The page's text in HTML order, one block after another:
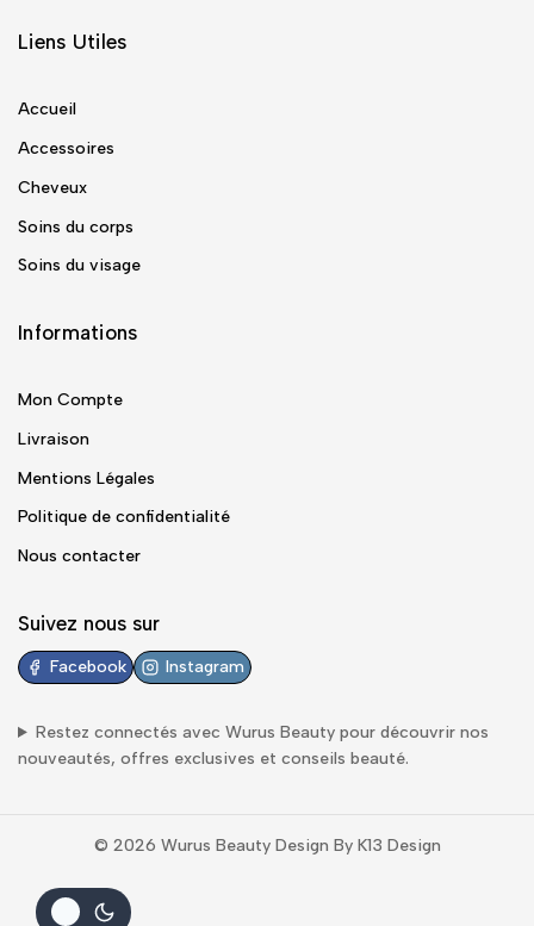
Liens Utiles
Accueil
Accessoires
Cheveux
Soins du corps
Soins du visage
Informations
Mon Compte
Livraison
Mentions Légales
Politique de confidentialité
Nous contacter
Suivez nous sur
Facebook Instagram
Restez connectés avec Wurus Beautypour découvrir nos
nouveautés, offres exclusives et conseils beauté.
© 2026 Wurus Beauty Design By K13 Design